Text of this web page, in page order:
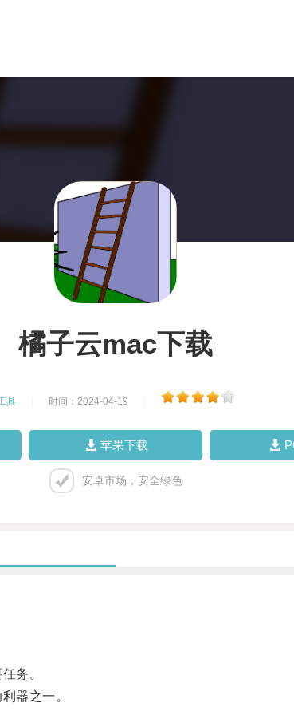
橘子云mac下载
具 时间：2024-04-19
苹果下载
安卓市场，安全绿色
务。
器之一。